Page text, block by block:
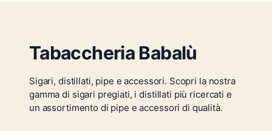
Tabaccheria Babalù
Sigari, distillati, pipe e accessori. Scopri la nostra
gamma di sigari pregiati, i distillati più ricercati e
un assortimento di pipe e accessori di qualità.